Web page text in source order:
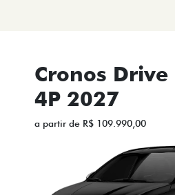
Cronos Drive
4P 2027
a partir de R$ 109.990,00